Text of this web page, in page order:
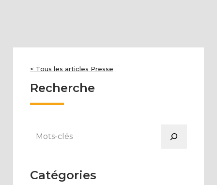
< Tous les articles Presse
Recherche
Catégories